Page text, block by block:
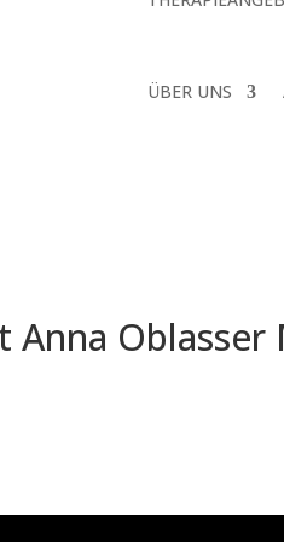
ÜBER UNS
Anna